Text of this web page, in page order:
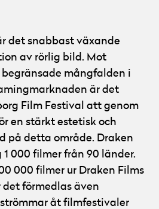
det snabbast växande
av rörlig bild. Mot
mångfalden i
är det
Film Festival att genom
en stärkt estetisk och
på detta område. Draken
000 filmer från 90 länder.
000 filmer ur Draken Films
förmedlas även
åt filmfestivaler